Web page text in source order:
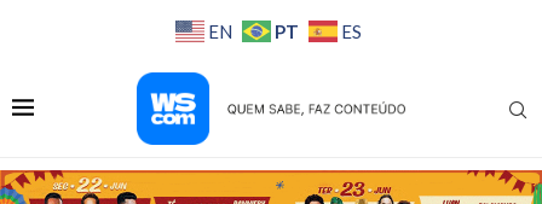
EN PT ES